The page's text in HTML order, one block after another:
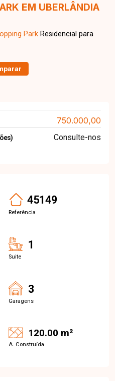
EM UBERLÂNDIA
Park Residencial para
750.000,00
Consulte-nos
45149
Referência
1
Suite
3
Garagens
120.00 m²
A. Construída